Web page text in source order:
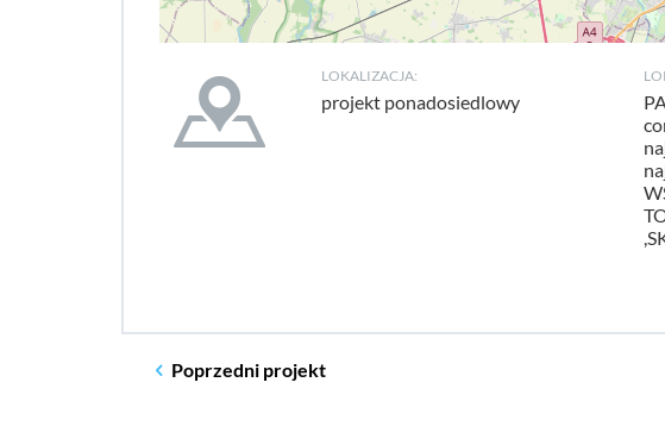
LOKALIZACJA:
projekt ponadosiedlowy
Poprzedni projekt